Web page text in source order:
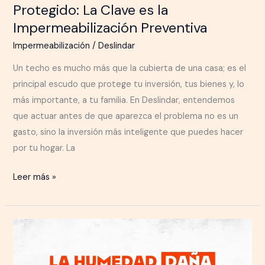
Protegido: La Clave es la
Impermeabilización Preventiva
Impermeabilización /Deslindar
Un techo es mucho más que la cubierta de una casa; es el
principal escudo que protege tu inversión, tus bienes y, lo
más importante, a tu familia. En Deslindar, entendemos
que actuar antes de que aparezca el problema no es un
gasto, sino la inversión más inteligente que puedes hacer
por tu hogar. La
Leer más »
Humedad